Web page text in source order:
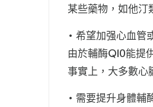
某些藥物，如他汀
• 希望加强心血管
由於輔酶Q10能提
事實上，大多數心
• 需要提升身體輔